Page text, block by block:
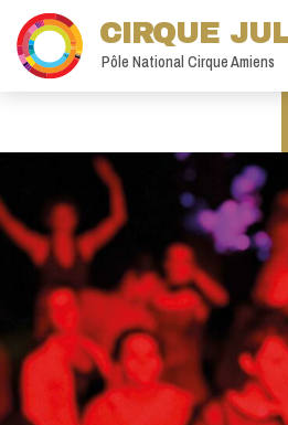
CIRQUE
Pôle National Cirque Amiens